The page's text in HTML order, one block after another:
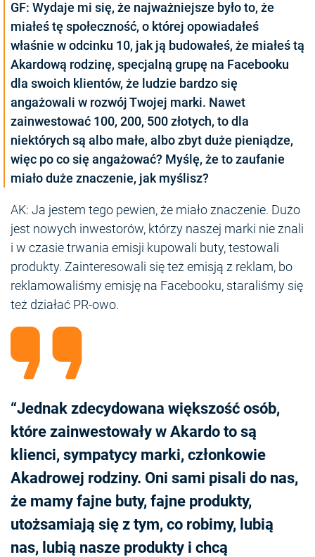
GF: Wydaje mi się, że najważniejsze było to, że
miałeś tę społeczność, o której opowiadałeś
właśnie w odcinku 10, jak ją budowałeś, że miałeś tą
Akardową rodzinę, specjalną grupę na Facebooku
dla swoich klientów, że ludzie bardzo się
angażowali w rozwój Twojej marki. Nawet
zainwestować 100, 200, 500 złotych, to dla
niektórych są albo małe, albo zbyt duże pieniądze,
więc po co się angażować? Myślę, że to zaufanie
miało duże znaczenie, jak myślisz?
AK: Ja jestem tego pewien, że miało znaczenie. Dużo
jest nowych inwestorów, którzy naszej marki nie znali
i w czasie trwania emisji kupowali buty, testowali
produkty. Zainteresowali się też emisją z reklam, bo
reklamowaliśmy emisję na Facebooku, staraliśmy się
też działać PR-owo.
“Jednak zdecydowana większość osób,
które zainwestowały w Akardo to są
klienci, sympatycy marki, członkowie
Akadrowej rodziny. Oni sami pisali do nas,
że mamy fajne buty, fajne produkty,
utożsamiają się z tym, co robimy, lubią
nas, lubią nasze produkty i chcą